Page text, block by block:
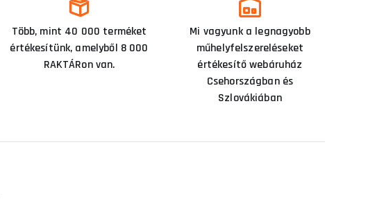
Több, mint 40 000 terméket
értékesítünk, amelyből 8 000
RAKTÁRon van.
Mi vagyunk a legnagyobb
műhelyfelszereléseket
értékesítő webáruház
Csehországban és
Szlovákiában